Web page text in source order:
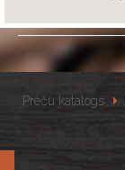
Preču katalogs